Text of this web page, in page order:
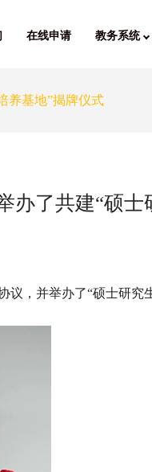
在线申请 教务系统
养基地”揭牌仪式
办了共建“硕士
议，并举办了“硕士研究